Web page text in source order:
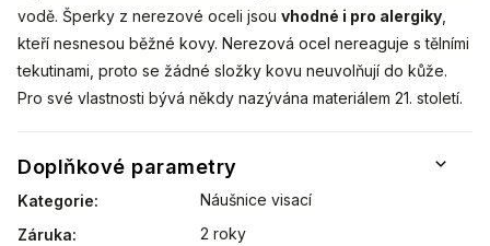
vodě. Šperky z nerezové oceli jsou vhodné i pro alergiky
kteří nesnesou běžné kovy. Nerezová ocel nereaguje s tělními
tekutinami, proto se žádné složky kovu neuvolňují do kůže.
Pro své vlastnosti bývá někdy nazývána materiálem 21. století.
Doplňkové parametry
Kategorie:
Náušnice visací
Záruka:
2 roky